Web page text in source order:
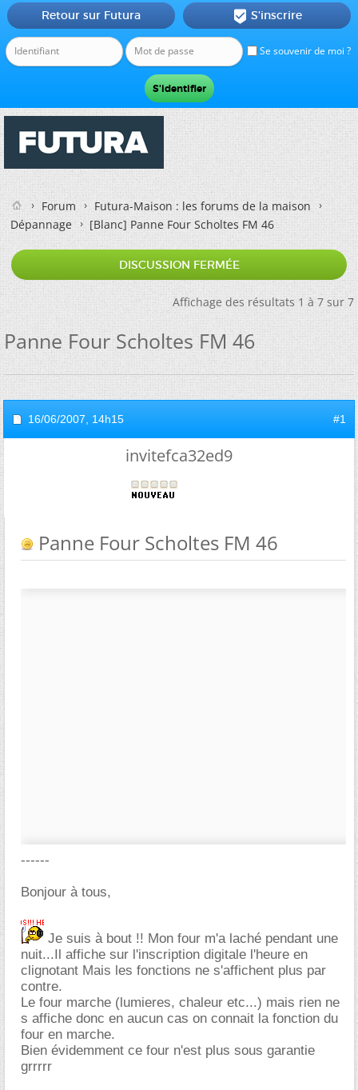
Se souvenir de moi ?
Retour sur Futura  S'inscrire
Forum
Futura-Maison : les forums de la maison
Dépannage
[Blanc]Panne Four Scholtes FM 46
DISCUSSION FERMÉE
Affichage des résultats 1 à 7 sur 7
Panne Four Scholtes FM 46
16/06/2007, 14h15 #1
invitefca32ed9
Panne Four Scholtes FM 46
------
Bonjour à tous,
Je suis à bout !! Mon four m'a laché pendant une
nuit...Il affiche sur l'inscription digitale l'heure en
clignotant Mais les fonctions ne s'affichent plus par
contre.
Le four marche (lumieres, chaleur etc...) mais rien ne
s affiche donc en aucun cas on connait la fonction du
four en marche.
Bien évidemment ce four n'est plus sous garantie
grrrrr